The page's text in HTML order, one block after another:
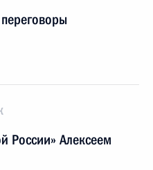
России» Алексеем